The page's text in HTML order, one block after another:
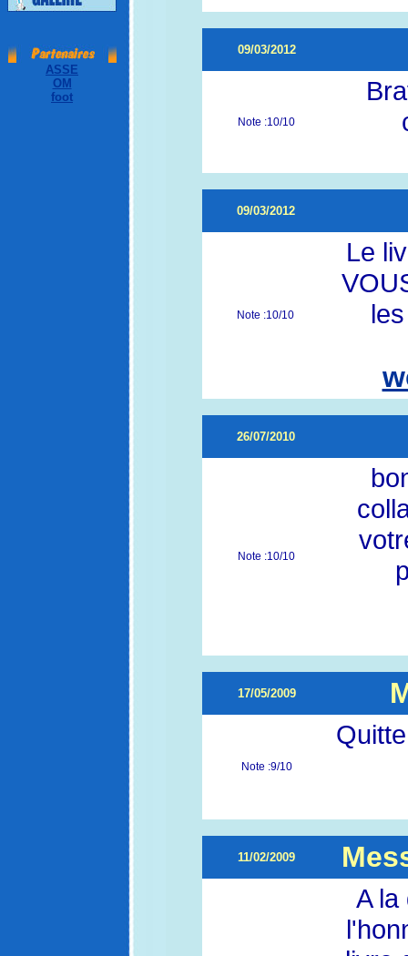
ASSE
OM
foot
09/03/2012
Note :10/10
09/03/2012
Note :10/10
Le
26/07/2010
Note :10/10
17/05/2009
Note :9/10
11/02/2009
A la